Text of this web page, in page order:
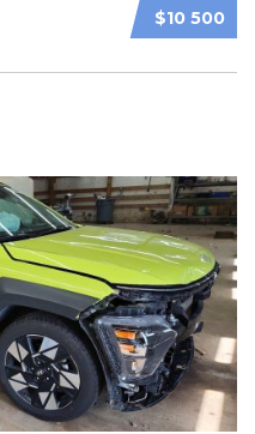
$10 500